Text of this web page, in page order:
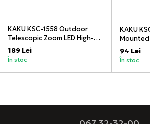
KAKU KSC-1558 Outdoor
Telescopic Zoom LED High-
Brightness Flashlight, Black
189 Lei
În stoc
KAKU
Mounted
High-
94 Lei
În stoc